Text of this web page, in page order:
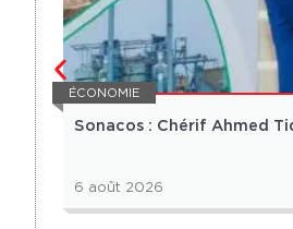
ÉCONOMIE
Sonacos : Chérif Ahmed
6 août 2026